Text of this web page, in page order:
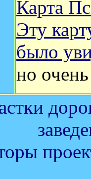
Карта
Эту
было
но